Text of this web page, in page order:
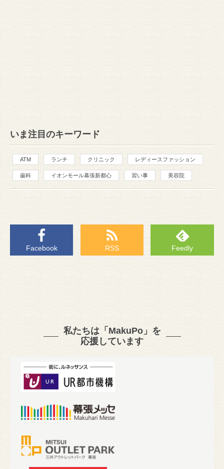
いま注目のキーワード
ATM ランチ クリニック レディースファッション
歯科 イオンモール幕張新都心 習い事 美容院
Facebook RSS Feedly
私たちは「MakuPo」を
応援しています